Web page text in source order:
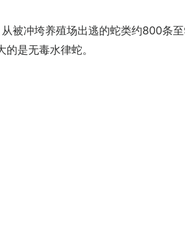
被冲垮养殖场出逃的蛇类约800条至
是无毒水律蛇。